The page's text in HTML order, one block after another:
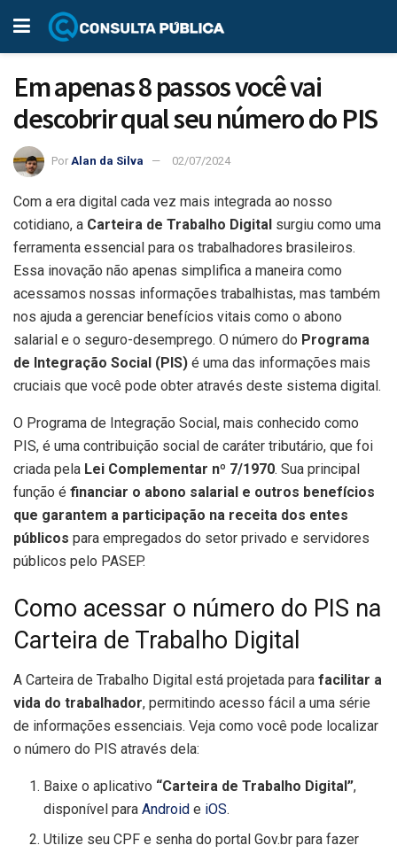
Em apenas 8 passos você vai
descobrir qual seu número do PIS
Por Alan da Silva 02/07/2024
Com a era digital cada vez mais integrada ao nosso
cotidiano, a Carteira de Trabalho Digital surgiu como uma
ferramenta essencial para os trabalhadores brasileiros.
Essa inovação não apenas simplifica a maneira como
acessamos nossas informações trabalhistas, mas também
nos ajuda a gerenciar benefícios vitais como o abono
salarial e o seguro-desemprego. O número do Programa
de Integração Social (PIS) é uma das informações mais
cruciais que você pode obter através deste sistema digital.
O Programa de Integração Social, mais conhecido como
PIS, é uma contribuição social de caráter tributário, que foi
criada pela Lei Complementar nº 7/1970. Sua principal
função é financiar o abono salarial e outros benefícios
que garantem a participação na receita dos entes
públicos para empregados do setor privado e servidores
públicos pelo PASEP.
Como acessar o número do PIS na
Carteira de Trabalho Digital
A Carteira de Trabalho Digital está projetada para facilitar a
vida do trabalhador, permitindo acesso fácil a uma série
de informações essenciais. Veja como você pode localizar
o número do PIS através dela:
Baixe o aplicativo “Carteira de Trabalho Digital”,
disponível para Android e iOS.
Utilize seu CPF e senha do portal Gov.br para fazer